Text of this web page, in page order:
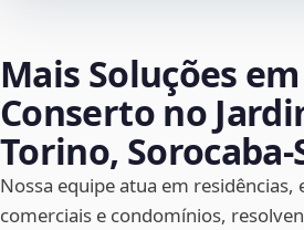
Mais Soluções
Conserto no
Torino,
Nossa equipe atua em residências,
comerciais e condomínios,